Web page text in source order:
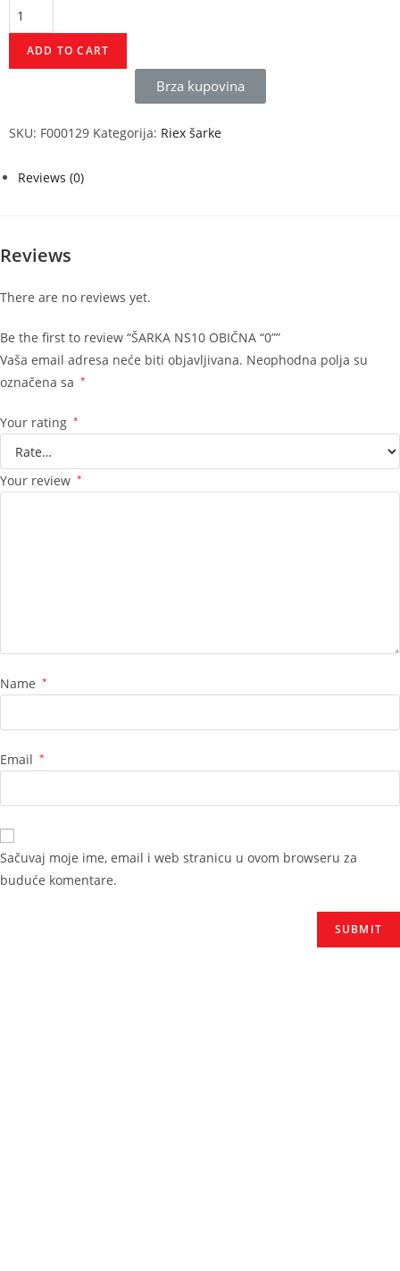
ADD TO CART
Brza kupovina
SKU: F000129 Kategorija: Riex šarke
Reviews (0)
Reviews
There are no reviews yet.
Be the first to review “ŠARKA NS10 OBIČNA “0””
Vaša email adresa neće biti objavljivana. Neophodna polja su
označena sa *
Your rating *
Your review *
Name *
Email *
Sačuvaj moje ime, email i web stranicu u ovom browseru za
buduće komentare.